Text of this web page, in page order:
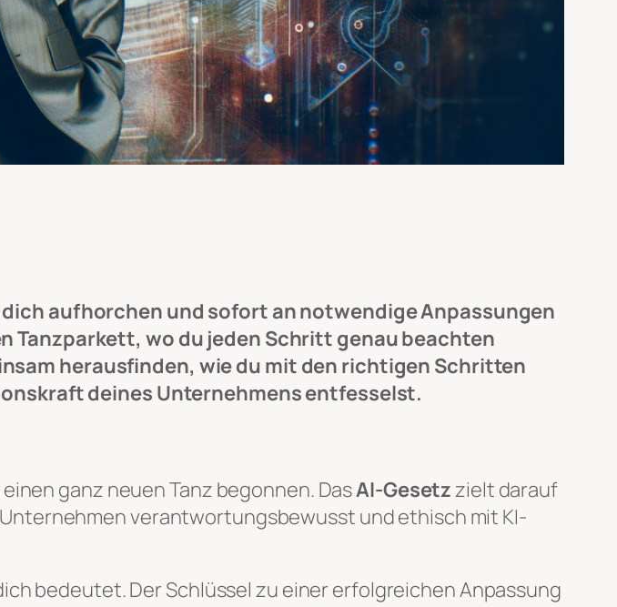
aufhorchen und sofort an notwendige Anpassungen
Tanzparkett, wo du jeden Schritt genau beachten
herausfinden, wie du mit den richtigen Schritten
deines Unternehmens entfesselst.
ganz neuen Tanz begonnen. DasAI-Gesetzzielt darauf
verantwortungsbewusst und ethisch mit KI-
bedeutet. Der Schlüssel zu einer erfolgreichen Anpassung